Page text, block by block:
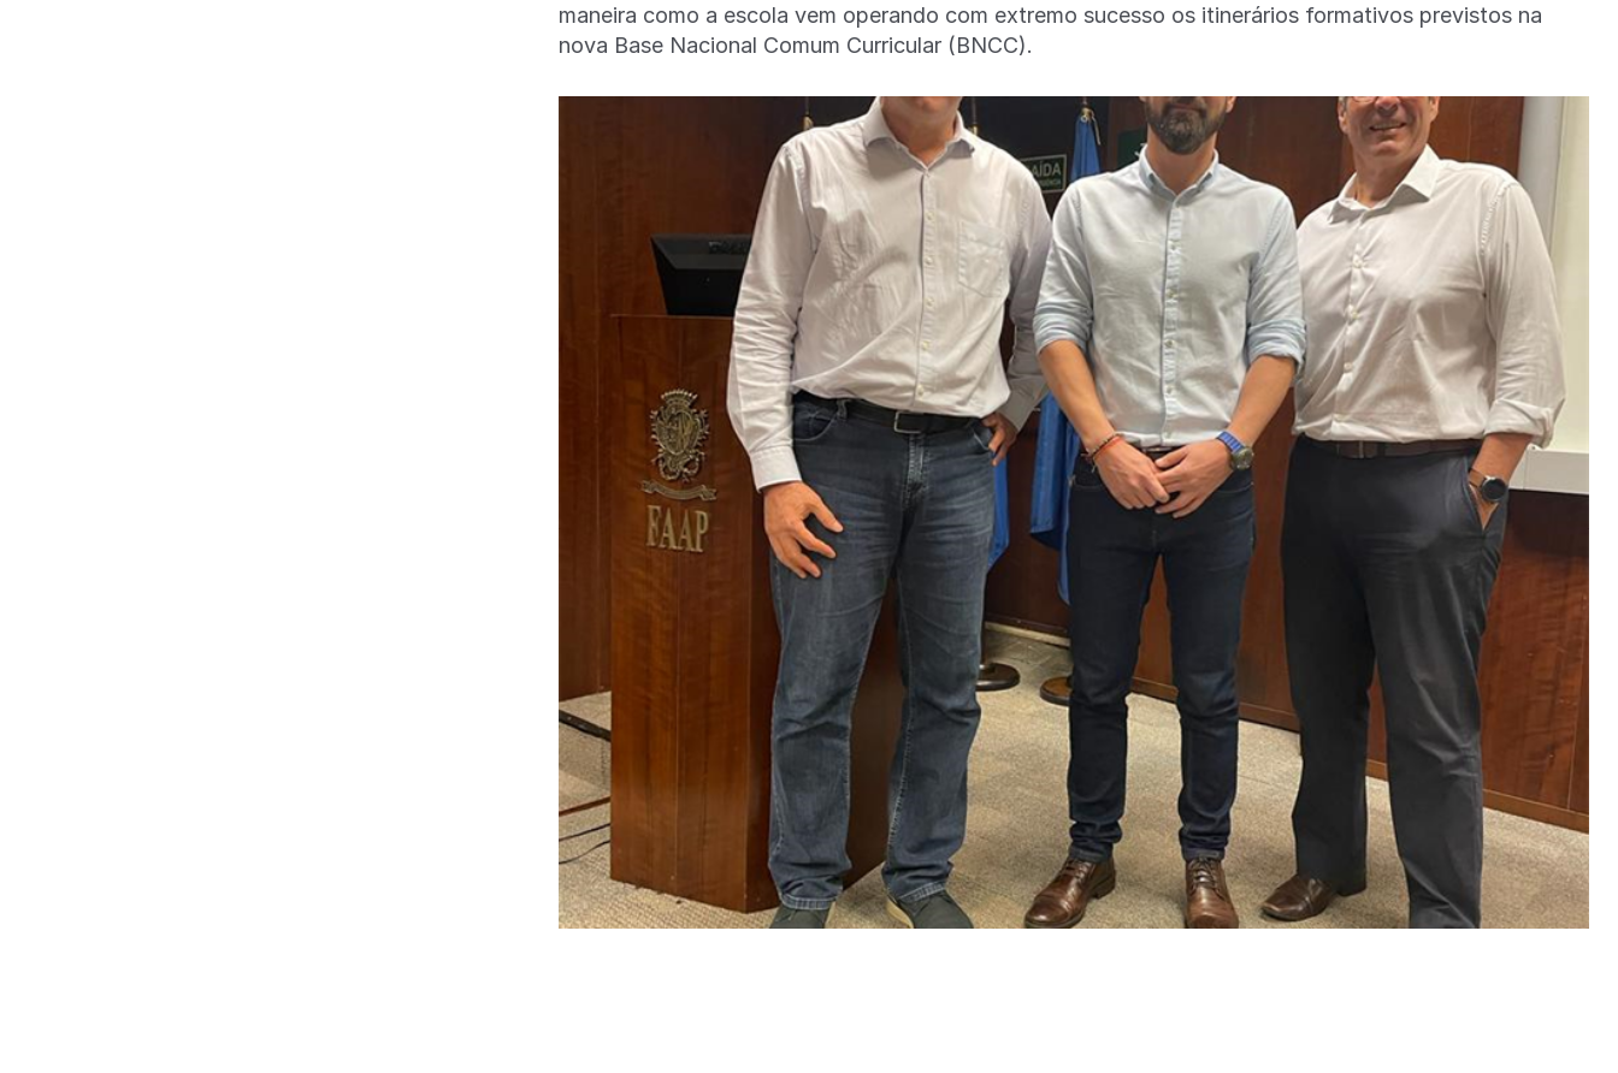
maneira como a escola vem operando com extremo sucesso os itinerários formativos previstos na
nova Base Nacional Comum Curricular (BNCC).